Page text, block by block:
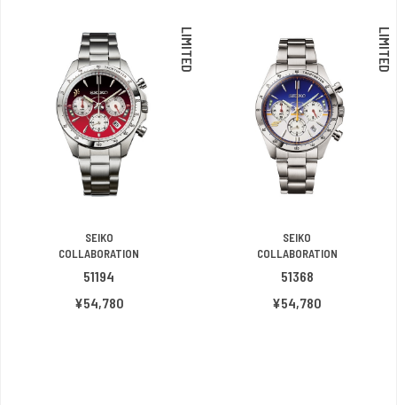
LIMITED
SEIKO
COLLABORATION
51194
¥54,780
LIMITED
SEIKO
COLLABORATION
51368
¥54,780